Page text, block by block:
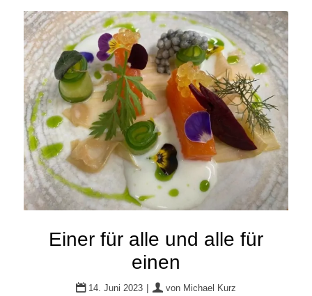
Einer für alle und alle für
einen
14. Juni 2023 | von Michael Kurz